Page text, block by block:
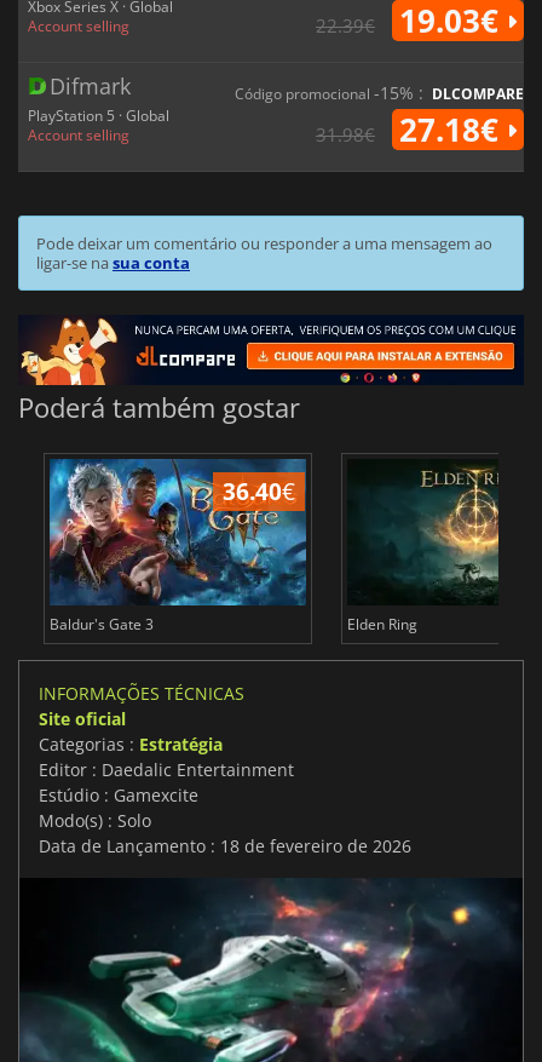
Xbox Series X · Global
Account selling
22.39€ 19.03€
Difmark
PlayStation 5 · Global
Account selling
Código promocional -15% : DLCOMPARE
31.98€ 27.18€
Pode deixar um comentário ou responder a uma mensagem ao
ligar-se nasua conta
Poderá também gostar
36.40€
Baldur's Gate 3 Elden Ring
INFORMAÇÕES TÉCNICAS
Site oficial
Categorias : Estratégia
Editor : Daedalic Entertainment
Estúdio : Gamexcite
Modo(s) : Solo
Data de Lançamento : 18 de fevereiro de 2026